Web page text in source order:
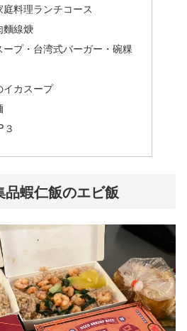
料理ランチコース
麵線焿
プ・台湾式バーガー・碗粿
カスープ
蝦仁飯のエビ飯